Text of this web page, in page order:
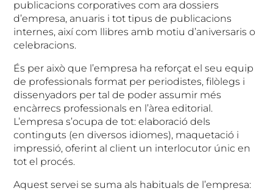
publicacions corporatives com ara dossiers
d’empresa, anuaris i tot tipus de publicacions
internes, així com llibres amb motiu d’aniversaris o
celebracions.
És per això que l’empresa ha reforçat el seu equip
de professionals format per periodistes, filòlegs i
dissenyadors per tal de poder assumir més
encàrrecs professionals en l’àrea editorial.
L’empresa s’ocupa de tot: elaboració dels
continguts (en diversos idiomes), maquetació i
impressió, oferint al client un interlocutor únic en
tot el procés.
Aquest servei se suma als habituals de l’empresa: